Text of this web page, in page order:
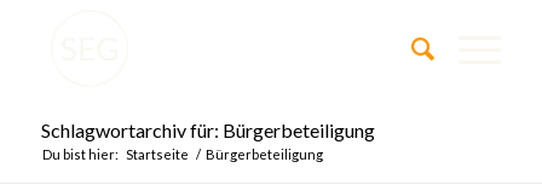
Schlagwortarchiv für: Bürgerbeteiligung
Du bist hier: Startseite / Bürgerbeteiligung